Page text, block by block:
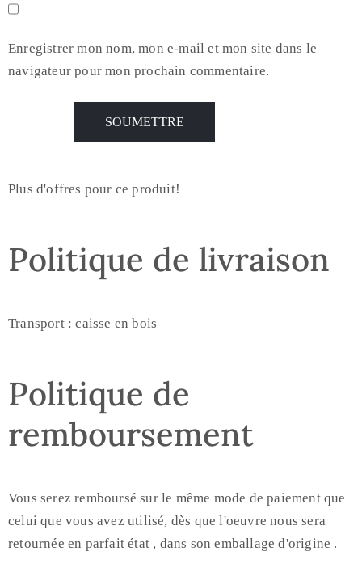
Enregistrer mon nom, mon e-mail et mon site dans le
navigateur pour mon prochain commentaire.
Plus d'offres pour ce produit!
Politique de livraison
Transport : caisse en bois
Politique de
remboursement
Vous serez remboursé sur le même mode de paiement que
celui que vous avez utilisé, dès que l'oeuvre nous sera
retournée en parfait état , dans son emballage d'origine .